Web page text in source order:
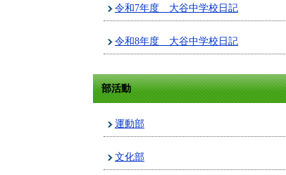
令和7年度 大谷中学校日記
令和8年度 大谷中学校日記
部活動
運動部
文化部